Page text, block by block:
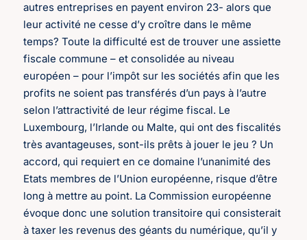
autres entreprises en payent environ 23- alors que
leur activité ne cesse d’y croître dans le même
temps? Toute la difficulté est de trouver une assiette
fiscale commune – et consolidée au niveau
européen – pour l’impôt sur les sociétés afin que les
profits ne soient pas transférés d’un pays à l’autre
selon l’attractivité de leur régime fiscal. Le
Luxembourg, l’Irlande ou Malte, qui ont des fiscalités
très avantageuses, sont-ils prêts à jouer le jeu ? Un
accord, qui requiert en ce domaine l’unanimité des
Etats membres de l’Union européenne, risque d’être
long à mettre au point. La Commission européenne
évoque donc une solution transitoire qui consisterait
à taxer les revenus des géants du numérique, qu’il y